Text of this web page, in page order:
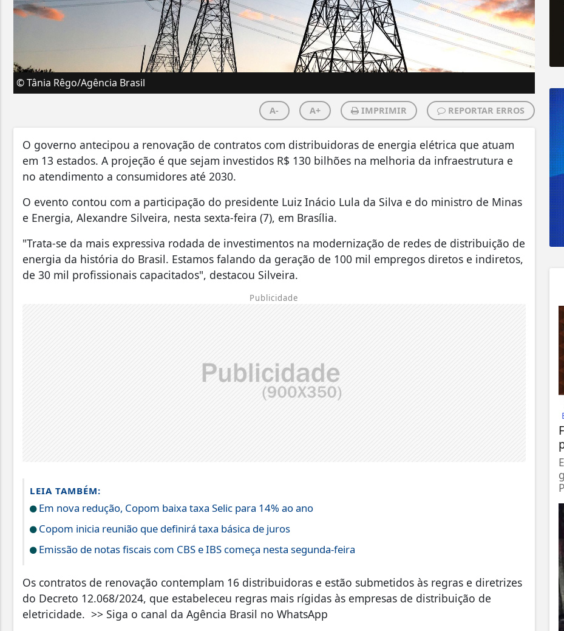
© Tânia Rêgo/Agência Brasil
A- A+ IMPRIMIR REPORTAR ERROS
O governo antecipou a renovação de contratos com distribuidoras de energia elétrica que atuam
em 13 estados. A projeção é que sejam investidos R$ 130 bilhões na melhoria da infraestrutura e
no atendimento a consumidores até 2030.
O evento contou com a participação do presidente Luiz Inácio Lula da Silva e do ministro de Minas
e Energia, Alexandre Silveira, nesta sexta-feira (7), em Brasília.
"Trata-se da mais expressiva rodada de investimentos na modernização de redes de distribuição de
energia da história do Brasil. Estamos falando da geração de 100 mil empregos diretos e indiretos,
de 30 mil profissionais capacitados", destacou Silveira.
Publicidade
LEIA TAMBÉM:
Em nova redução, Copom baixa taxa Selic para 14% ao ano
Copom inicia reunião que definirá taxa básica de juros
Emissão de notas fiscais com CBS e IBS começa nesta segunda-feira
Os contratos de renovação contemplam 16 distribuidoras e estão submetidos às regras e diretrizes
do Decreto 12.068/2024, que estabeleceu regras mais rígidas às empresas de distribuição de
eletricidade. >> Siga o canal da Agência Brasil no WhatsApp